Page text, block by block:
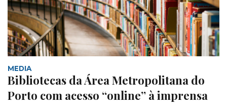
MEDIA
Bibliotecas da Área Metropolitana do
Porto com acesso “online” à imprensa